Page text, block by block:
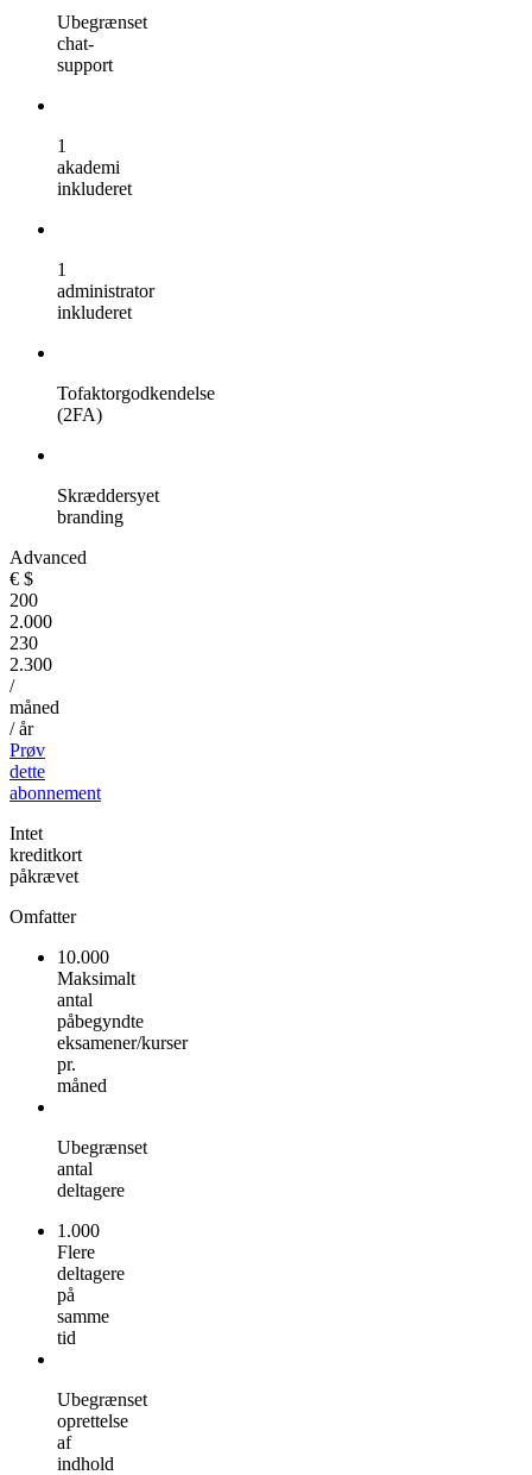
Ubegrænset
chat-
support
1
akademi
inkluderet
1
administrator
inkluderet
Tofaktorgodkendelse
(2FA)
Skræddersyet
branding
Advanced
€ $
200
2.000
230
2.300
/
måned
/ år
Prøv
dette
abonnement
Intet
kreditkort
påkrævet
Omfatter
10.000
Maksimalt
antal
påbegyndte
eksamener/kurser
pr.
måned
Ubegrænset
antal
deltagere
1.000
Flere
deltagere
på
samme
tid
Ubegrænset
oprettelse
af
indhold